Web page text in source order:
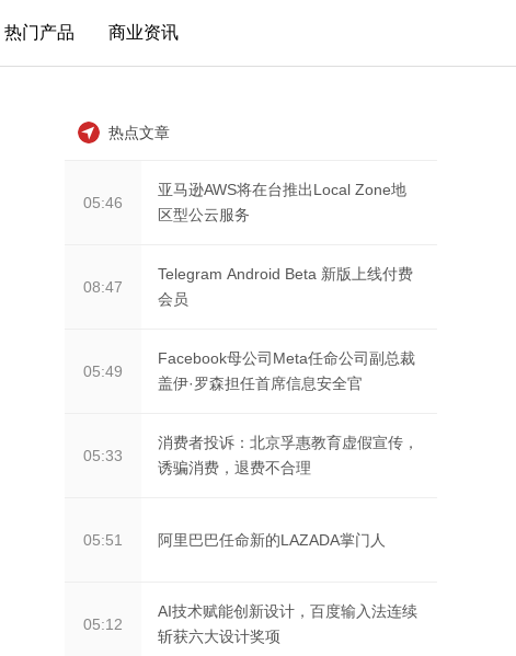
热门产品 商业资讯
热点文章
05:46
亚马逊AWS将在台推出Local Zone地
区型公云服务
08:47
Telegram Android Beta 新版上线付费
会员
05:49
Facebook母公司Meta任命公司副总裁
盖伊·罗森担任首席信息安全官
05:33
消费者投诉：北京孚惠教育虚假宣传，
诱骗消费，退费不合理
05:51 阿里巴巴任命新的LAZADA掌门人
05:12
AI技术赋能创新设计，百度输入法连续
斩获六大设计奖项